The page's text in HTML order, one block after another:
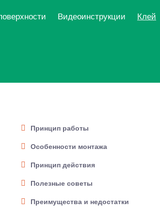
Видеоинструкции Клей
Принцип работы
Особенности монтажа
Принцип действия
Полезные советы
Преимущества и недостатки